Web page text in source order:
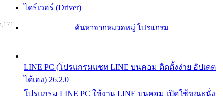
ไดร์เวอร์ (Driver)
ค้นหาจากหมวดหมู่ โปรแกรม
LINE PC (โปรแกรมแชท LINE บนคอม ติดตั้งง่าย อัปเดต
ได้เอง) 26.2.0
โปรแกรม LINE PC ใช้งาน LINE บนคอม เปิดใช้ขณะนั่ง